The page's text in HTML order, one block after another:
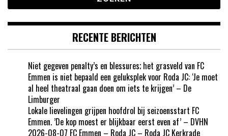
RECENTE BERICHTEN
Niet gegeven penalty’s en blessures; het grasveld van FC
Emmen is niet bepaald een geluksplek voor Roda JC: ‘Je moet
al heel theatraal gaan doen om iets te krijgen’ – De
Limburger
Lokale lievelingen grijpen hoofdrol bij seizoensstart FC
Emmen. ’De kop moest er blijkbaar eerst even af’ – DVHN
2026-08-07 FC Emmen – Roda JC – Roda JC Kerkrade